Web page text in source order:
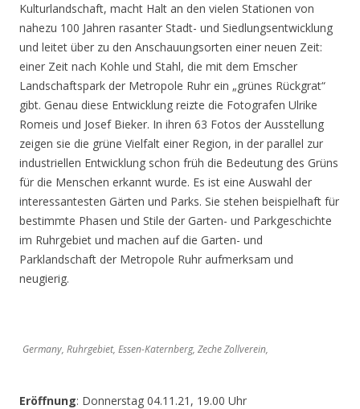
Kulturlandschaft, macht Halt an den vielen Stationen von
nahezu 100 Jahren rasanter Stadt- und Siedlungsentwicklung
und leitet über zu den Anschauungsorten einer neuen Zeit:
einer Zeit nach Kohle und Stahl, die mit dem Emscher
Landschaftspark der Metropole Ruhr ein „grünes Rückgrat“
gibt. Genau diese Entwicklung reizte die Fotografen Ulrike
Romeis und Josef Bieker. In ihren 63 Fotos der Ausstellung
zeigen sie die grüne Vielfalt einer Region, in der parallel zur
industriellen Entwicklung schon früh die Bedeutung des Grüns
für die Menschen erkannt wurde. Es ist eine Auswahl der
interessantesten Gärten und Parks. Sie stehen beispielhaft für
bestimmte Phasen und Stile der Garten- und Parkgeschichte
im Ruhrgebiet und machen auf die Garten- und
Parklandschaft der Metropole Ruhr aufmerksam und
neugierig.
Germany, Ruhrgebiet, Essen-Katernberg, Zeche Zollverein,
Eröffnung: Donnerstag 04.11.21, 19.00 Uhr